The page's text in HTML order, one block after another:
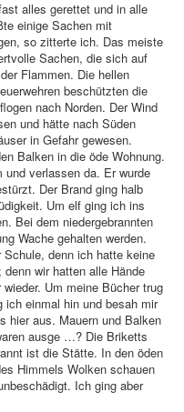
alles gerettet und in alle
einige Sachen mit
so zitterte ich. Das meiste
Sachen, die sich auf
Flammen. Die hellen
beschützten die
nach Norden. Der Wind
und hätte nach Süden
in Gefahr gewesen.
Balken in die öde Wohnung.
und verlassen da. Er wurde
Der Brand ging halb
Um elf ging ich ins
Bei dem niedergebrannten
Wache gehalten werden.
denn ich hatte keine
wir hatten alle Hände
Um meine Bücher trug
einmal hin und besah mir
hier aus. Mauern und Balken
ausge …? Die Briketts
ist die Stätte. In den öden
Himmels Wolken schauen
Ich ging aber